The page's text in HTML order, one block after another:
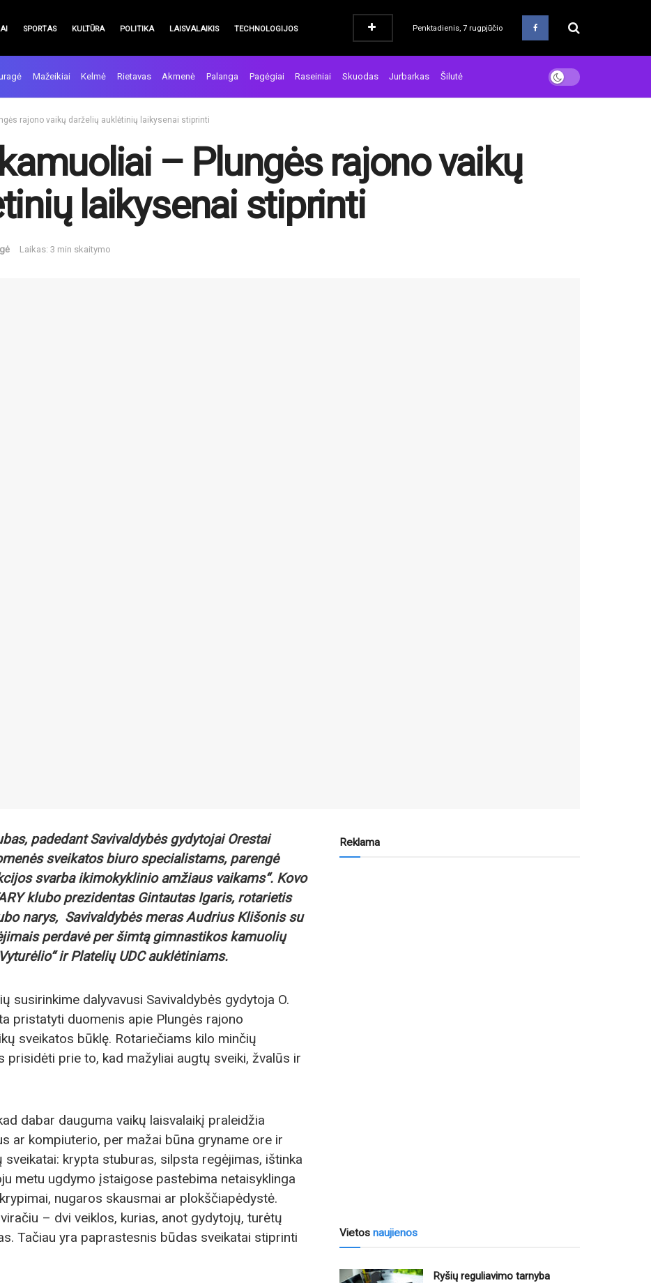
SPORTAS KULTŪRA POLITIKA LAISVALAIKIS TECHNOLOGIJOS Penktadienis, 7 rugpjūčio
Mažeikiai Kelmė Rietavas Akmenė Palanga Pagėgiai Raseiniai Skuodas Jurbarkas Šilutė
rajono vaikų darželių auklėtinių laikysenai stiprinti
– Plungės rajono vaikų
laikysenai stiprinti
Laikas: 3 min skaitymo
padedant Savivaldybės gydytojai Orestai
sveikatos biuro specialistams, parengė
svarba ikimokyklinio amžiaus vaikams“. Kovo
klubo prezidentas Gintautas Igaris, rotarietis
narys, Savivaldybės meras Audrius Klišonis su
perdavė per šimtą gimnastikos kamuolių
ir Platelių UDC auklėtiniams.
susirinkime dalyvavusi Savivaldybės gydytoja O.
pristatyti duomenis apie Plungės rajono
sveikatos būklę. Rotariečiams kilo minčių
prisidėti prie to, kad mažyliai augtų sveiki, žvalūs ir
dabar dauguma vaikų laisvalaikį praleidžia
ar kompiuterio, per mažai būna gryname ore ir
sveikatai: krypta stuburas, silpsta regėjimas, ištinka
metu ugdymo įstaigose pastebima netaisyklinga
nugaros skausmai ar plokščiapėdystė.
– dvi veiklos, kurias, anot gydytojų, turėtų
Tačiau yra paprastesnis būdas sveikatai stiprinti
Reklama
Vietos naujienos
Ryšių reguliavimo tarnyba